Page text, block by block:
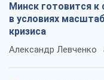
Минск готовится
в условиях
кризиса
Александр Левченко